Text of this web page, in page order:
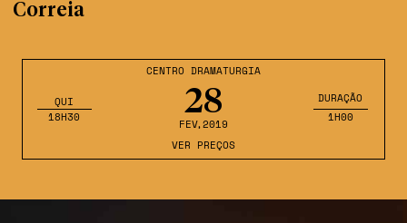
CENTRO DRAMATURGIA
28
FEV,2019
QUI
18H30
DURAÇÃO
1H00
VER PREÇOS
Correia